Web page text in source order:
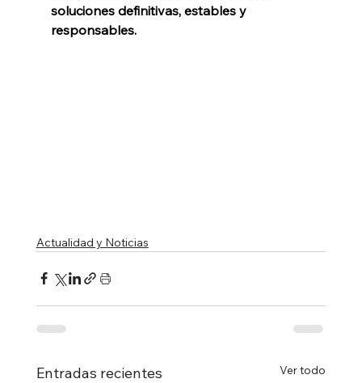
soluciones definitivas, estables y
responsables.
Actualidad y Noticias
Entradas recientes Ver todo